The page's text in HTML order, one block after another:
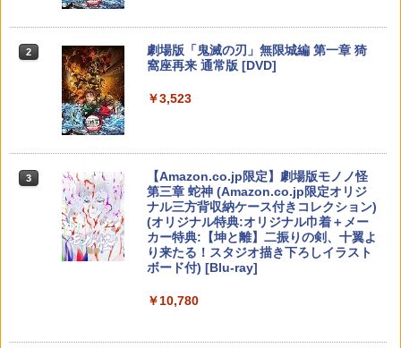
tch 2 専用][ラッピング不可] R-LOGI
￥7,849
witch2】桃太郎電鉄2 〜あなたの町も き
東日本編＋西日本編 [KDEMOMO2 NSW
2 モモタロウデンテツ2]
￥7,890
amiibo すりみ連合セット[フウカ【レイ
ダース】/ウツホ【レイダース】/マンタ
リーズ）
￥2,783
お役立ちセット)
￥3,484
【中古】ドラゴンクエストX 目覚めし五
つの種族 オフラインソフト:プレイステ
ーション5ソフト／ロールプレイング・
ゲーム
￥330
ク（3枚入り） 【銀行振込不可】
￥330
※当店在庫僅少、次回納期未定 任天堂
どうぶつの森amiiboカード 第2弾 1パッ
ク（3枚入り） 【銀行振込不可】
￥330
V Original Soundtrack【映像付サント
ゲーム ミュージック ]
3
図書館戦争 革命のつばさBlu-ray特別版
【初回限定版】【Blu-ray】 [ 井上麻里奈
]
￥6,864
IDOLiSH7 LIVE BEYOND “Op.7 ”【Blu
-ray DAY 2】【Blu-ray】 [ IDOLiSH7 ]
2 スプラトゥーン レイダース -Switch2
3 Nintendo Switch 2(日本語・国内専用)
￥56,068
ニンテンドープリペイド番号 9000円|オ
ンラインコード版
￥9,000
2
Beast of Reincarnation -PS5 【特典】
プロダクトコード 封入
￥7,286
3
【純正品】ディスクドライブ(CFI-ZDD1
J) PlayStation 5
￥11,849
トローラー ミッドナイト ブラック(CFI-
ラー (ロボット ホワイト)
3
【純正品】Xbox ワイヤレス コントロー
￥8,020
【純正品】Xbox 充電式バッテリー + US
B-C ケーブル
￥2,618
2
劇場版「鬼滅の刃」無限城編 第一章 猗
窩座再来 通常版 [DVD]
￥3,523
3
【Amazon.co.jp限定】劇場版モノノ怪
第三章 蛇神 (Amazon.co.jp限定オリジ
ナル三方背収納ケース付きコレクション)
(オリジナル特典:オリジナル巾着＋メー
カー特典:【坤と離】二振りの剣、十翼よ
り来たる！スタジオ描き下ろしイラスト
ボード付) [Blu-ray]
￥10,780